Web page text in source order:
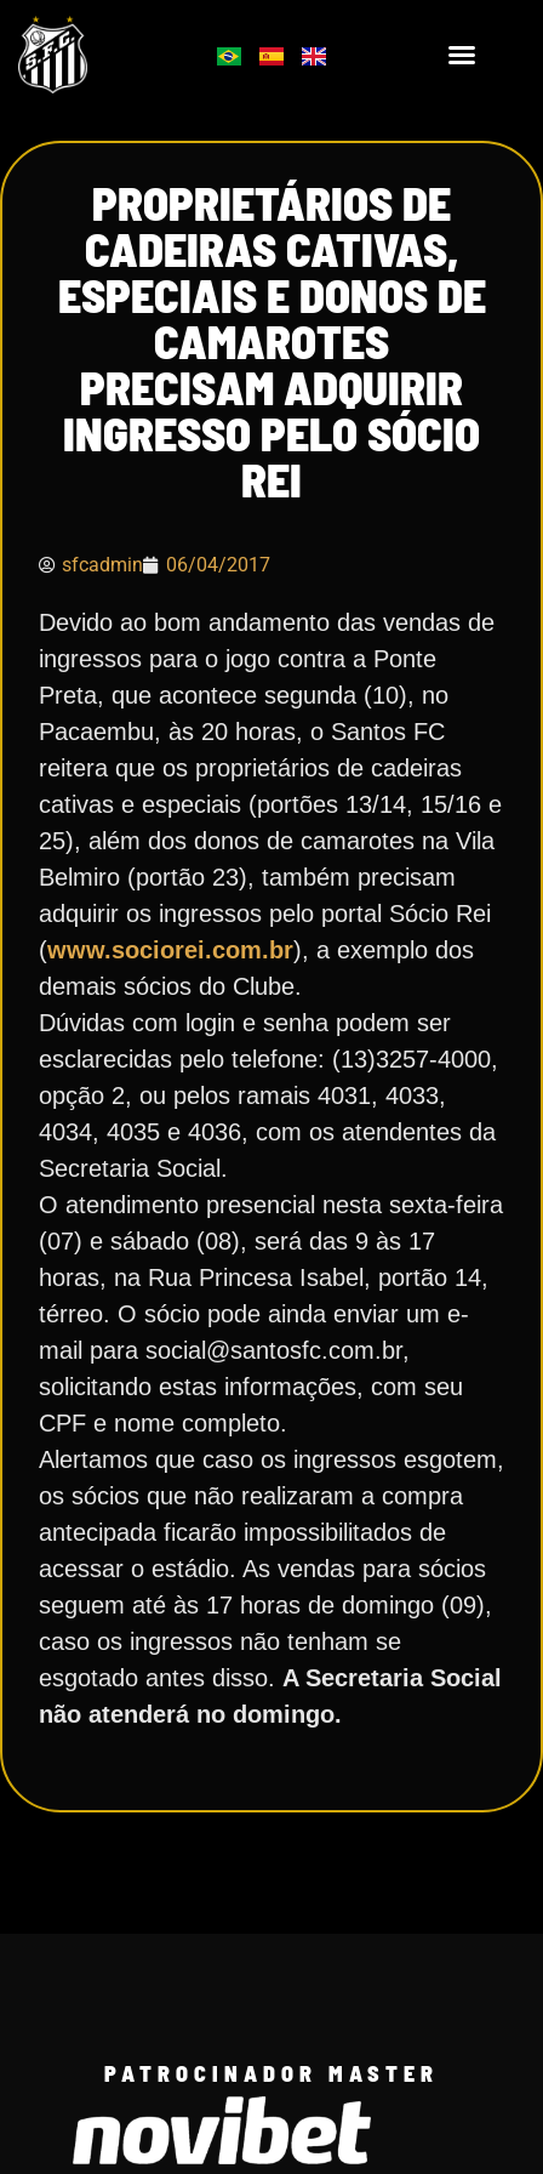
PROPRIETÁRIOS DE
CADEIRAS CATIVAS,
ESPECIAIS E DONOS DE
CAMAROTES
PRECISAM ADQUIRIR
INGRESSO PELO SÓCIO
REI
sfcadmin 06/04/2017
Devido ao bom andamento das vendas de
ingressos para o jogo contra a Ponte
Preta, que acontece segunda (10), no
Pacaembu, às 20 horas, o Santos FC
reitera que os proprietários de cadeiras
cativas e especiais (portões 13/14, 15/16 e
25), além dos donos de camarotes na Vila
Belmiro (portão 23), também precisam
adquirir os ingressos pelo portal Sócio Rei
(www.sociorei.com.br), a exemplo dos
demais sócios do Clube.
Dúvidas com login e senha podem ser
esclarecidas pelo telefone: (13)3257-4000,
opção 2, ou pelos ramais 4031, 4033,
4034, 4035 e 4036, com os atendentes da
Secretaria Social.
O atendimento presencial nesta sexta-feira
(07) e sábado (08), será das 9 às 17
horas, na Rua Princesa Isabel, portão 14,
térreo. O sócio pode ainda enviar um e-
mail para social@santosfc.com.br,
solicitando estas informações, com seu
CPF e nome completo.
Alertamos que caso os ingressos esgotem,
os sócios que não realizaram a compra
antecipada ficarão impossibilitados de
acessar o estádio. As vendas para sócios
seguem até às 17 horas de domingo (09),
caso os ingressos não tenham se
esgotado antes disso. A Secretaria Social
não atenderá no domingo.
PATROCINADOR MASTER